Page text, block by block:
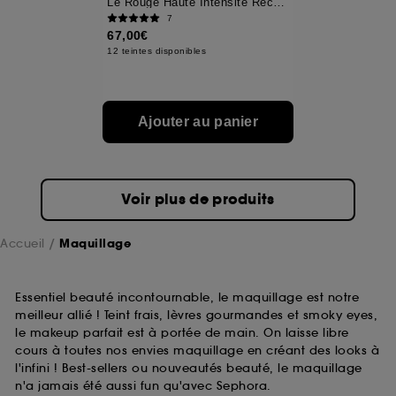
7
67,00€
12 teintes disponibles
Ajouter au panier
Voir plus de produits
Accueil Maquillage
Essentiel beauté incontournable, le maquillage est notre
meilleur allié ! Teint frais, lèvres gourmandes et smoky eyes,
le makeup parfait est à portée de main. On laisse libre
cours à toutes nos envies maquillage en créant des looks à
l'infini ! Best-sellers ou nouveautés beauté, le maquillage
n'a jamais été aussi fun qu'avec Sephora.
A l'exception des cookies techniques, le dépôt et la
lecture de ces traceurs requiert votre accord. Vous
choix" ci-dessous ou décider de "tout accepter".
Sephora pourra associer les informations de
navigation collectées par ces Cookies, pour les
sur "continuer sans accepter". Voous pouvez à tout
moment choisir de retirer votrte consentement. Si vous
souhaitez obtenir plus d'information sur les cookies